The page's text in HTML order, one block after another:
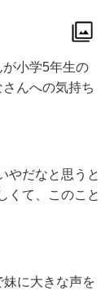
小学5年生の
んへの気持ち
やだなと思うと
くて、このこと
妹に大きな声を